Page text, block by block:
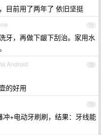
目前用了两年了 依旧坚挺
71
牙，再做下龈下刮治。家用水
72
Android
的好用
73
+电动牙刷刷，结果：牙线能